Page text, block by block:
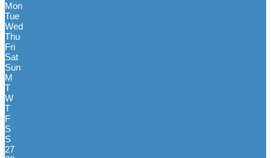
Mon
Tue
Wed
Thu
Fri
Sat
Sun
M
T
W
T
F
S
S
27